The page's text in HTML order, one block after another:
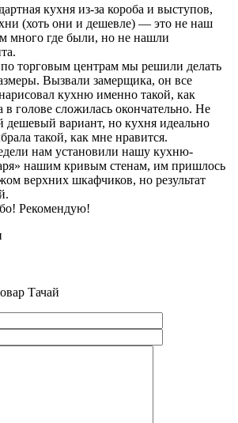
кухня из-за короба и выступов,
(хоть они и дешевле) — это не наш
много где были, но не нашли
торговым центрам мы решили делать
Вызвали замерщика, он все
кухню именно такой, как
в голове сложилась окончательно. Не
дешевый вариант, но кухня идеально
такой, как мне нравится.
нам установили нашу кухню-
нашим кривым стенам, им пришлось
верхних шкафчиков, но результат
Рекомендую!
Тачай